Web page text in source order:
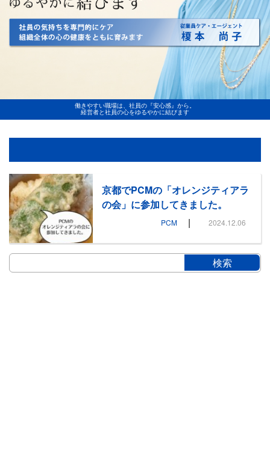
働きやすい職場は、社員の『安心感』から。
経営者と社員の心をゆるやかに結びます
京都でPCMの「オレンジティアラ
の会」に参加してきました。
PCM | 2024.12.06